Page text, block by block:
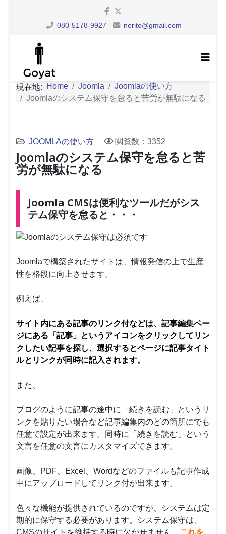
080-5178-9927 norito@gmail.com
現在地: Home Joomla
Joomlaの使い方
Joomlaのシステム保守を怠ると苦労が無駄になる
JOOMLAの使い方 閲覧数：3352
Joomlaのシステム保守を怠ると苦
労が無駄になる
Joomla CMSは便利なツールだがシス
テム保守を怠ると・・・
Joomlaで構築されたサイトは、情報発信の上で生産
性を格段に向上させます。
例えば、
サイト内にある記事のリンク付などは、記事編集ペー
ジにある「記事」というアイコンをクリックしてリン
クしたい記事を探し、選択するとページに記事タイト
ルとリンクが同時に記入されます。
また、
ブログのように記事の途中に「続きを読む」というリ
ンクを貼りたい場合など記事編集内のどの箇所にでも
任意で設定が出来ます。同時に「続きを読む」という
文言を任意の文言にカスタマイズできます。
画像、PDF、Excel、Wordなどのファイルも記事作成
中にアップロードしてリンク付が出来ます。
色々な機能が提供されているのですが、システムは定
期的に保守する必要があります。システム保守は、
CMSのサイトを維持する時に欠かせません。 これを